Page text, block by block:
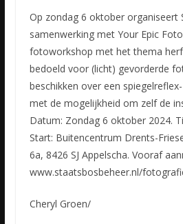
Op zondag 6 oktober organiseert
samenwerking met Your Epic
fotoworkshop met het thema
bedoeld voor (licht) gevorderde
beschikken over een
met de mogelijkheid om zelf de
Datum: Zondag 6 oktober 2024.
Start: Buitencentrum Drents-
6a, 8426 SJ Appelscha. Vooraf
www.staatsbosbeheer.nl/
Cheryl Groen/